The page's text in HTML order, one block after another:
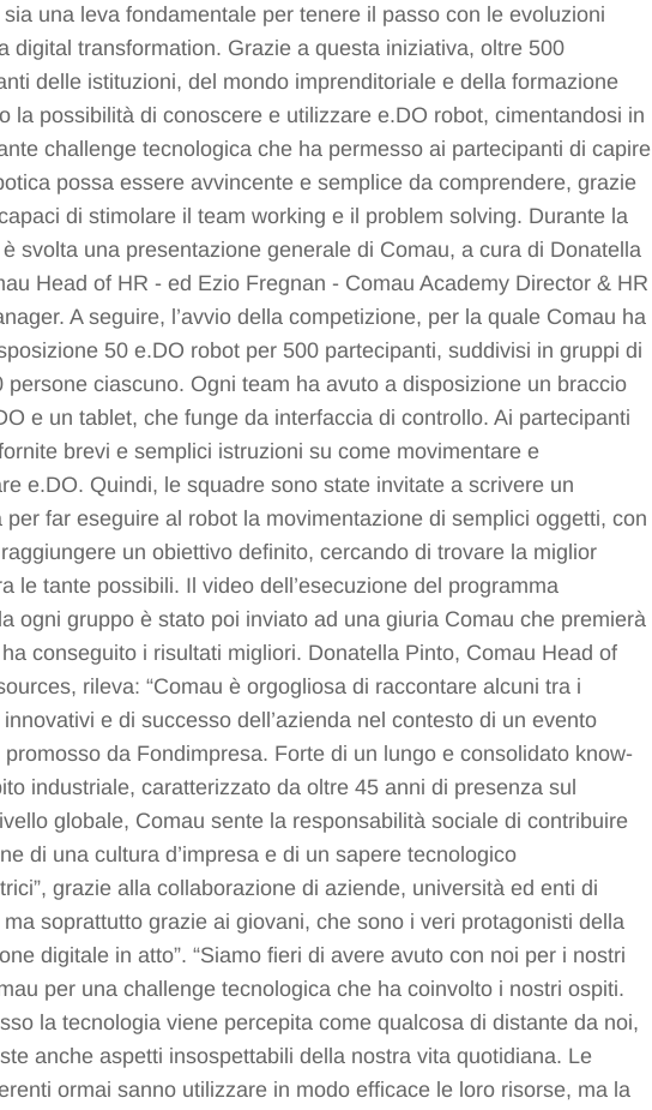
una leva fondamentale per tenere il passo con le evoluzioni
digital transformation. Grazie a questa iniziativa, oltre 500
delle istituzioni, del mondo imprenditoriale e della formazione
la possibilità di conoscere e utilizzare e.DO robot, cimentandosi in
challenge tecnologica che ha permesso ai partecipanti di capire
possa essere avvincente e semplice da comprendere, grazie
di stimolare il team working e il problem solving. Durante la
svolta una presentazione generale di Comau, a cura di Donatella
Head of HR - ed Ezio Fregnan - Comau Academy Director & HR
A seguire, l’avvio della competizione, per la quale Comau ha
50 e.DO robot per 500 partecipanti, suddivisi in gruppi di
persone ciascuno. Ogni team ha avuto a disposizione un braccio
e un tablet, che funge da interfaccia di controllo. Ai partecipanti
brevi e semplici istruzioni su come movimentare e
e.DO. Quindi, le squadre sono state invitate a scrivere un
per far eseguire al robot la movimentazione di semplici oggetti, con
un obiettivo definito, cercando di trovare la miglior
le tante possibili. Il video dell’esecuzione del programma
ogni gruppo è stato poi inviato ad una giuria Comau che premierà
conseguito i risultati migliori. Donatella Pinto, Comau Head of
rileva: “Comau è orgogliosa di raccontare alcuni tra i
e di successo dell’azienda nel contesto di un evento
promosso da Fondimpresa. Forte di un lungo e consolidato know-
industriale, caratterizzato da oltre 45 anni di presenza sul
globale, Comau sente la responsabilità sociale di contribuire
di una cultura d’impresa e di un sapere tecnologico
grazie alla collaborazione di aziende, università ed enti di
soprattutto grazie ai giovani, che sono i veri protagonisti della
digitale in atto”. “Siamo fieri di avere avuto con noi per i nostri
per una challenge tecnologica che ha coinvolto i nostri ospiti.
la tecnologia viene percepita come qualcosa di distante da noi,
anche aspetti insospettabili della nostra vita quotidiana. Le
ormai sanno utilizzare in modo efficace le loro risorse, ma la